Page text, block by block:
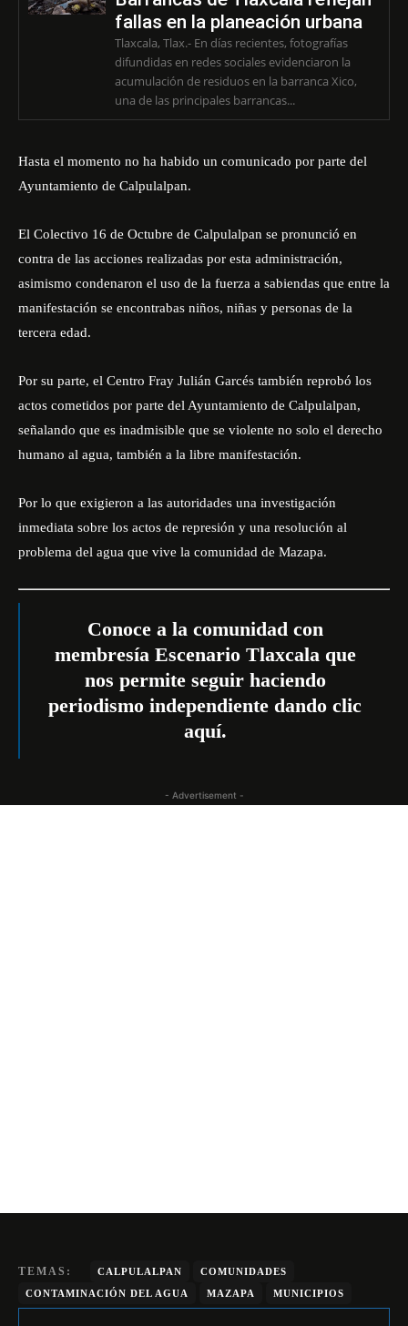
fallas en la planeación urbana
Tlaxcala, Tlax.- En días recientes, fotografías
difundidas en redes sociales evidenciaron la
acumulación de residuos en la barranca Xico,
una de las principales barrancas...
Hasta el momento no ha habido un comunicado por parte del
Ayuntamiento de Calpulalpan.
El Colectivo 16 de Octubre de Calpulalpan se pronunció en
contra de las acciones realizadas por esta administración,
asimismo condenaron el uso de la fuerza a sabiendas que entre la
manifestación se encontrabas niños, niñas y personas de la
tercera edad.
Por su parte, el Centro Fray Julián Garcés también reprobó los
actos cometidos por parte del Ayuntamiento de Calpulalpan,
señalando que es inadmisible que se violente no solo el derecho
humano al agua, también a la libre manifestación.
Por lo que exigieron a las autoridades una investigación
inmediata sobre los actos de represión y una resolución al
problema del agua que vive la comunidad de Mazapa.
Conoce a la comunidad con
membresía Escenario Tlaxcala que
nos permite seguir haciendo
periodismo independiente dando clic
aquí.
- Advertisement -
TEMAS: CALPULALPAN
COMUNIDADES
CONTAMINACIÓN DEL AGUA
MAZAPA MUNICIPIOS